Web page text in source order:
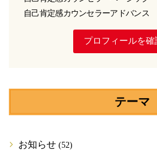
自己肯定感カウンセラーアドバンス
プロフィールを確
テーマ
お知らせ (52)